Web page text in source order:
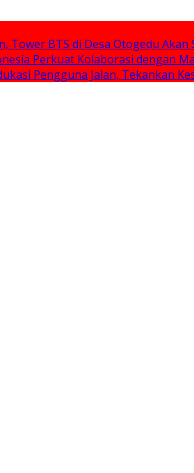
Tower BTS di Desa Otogedu Akan
Perkuat Kolaborasi dengan
Pengguna Jalan, Tekankan